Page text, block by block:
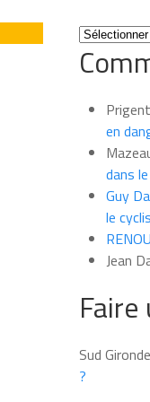
Toutes
les
news
moisPrigent
en
dans
Guy
le
Jean
Sud
?